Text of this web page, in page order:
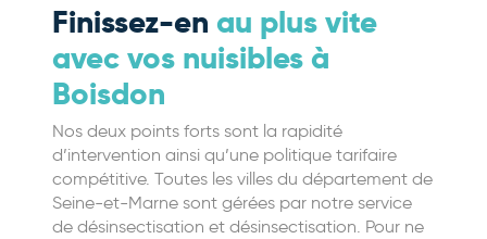
Finissez-en au plus vite
avec vos nuisibles à
Boisdon
Nos deux points forts sont la rapidité
d’intervention ainsi qu’une politique tarifaire
compétitive. Toutes les villes du département de
Seine-et-Marne sont gérées par notre service
de désinsectisation et désinsectisation. Pour ne